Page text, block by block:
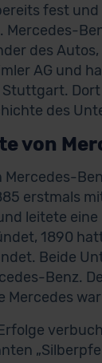
fest
Mercedes-
des
AG und
des
von
Mercedes-
erstmals
leitete
1890
Beide
Benz.
Mercedes